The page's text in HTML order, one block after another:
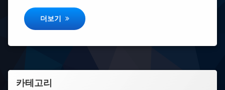
[스압] 나와 렌트카와 할배의 이야기.
더보기
쏘
미
카테고리